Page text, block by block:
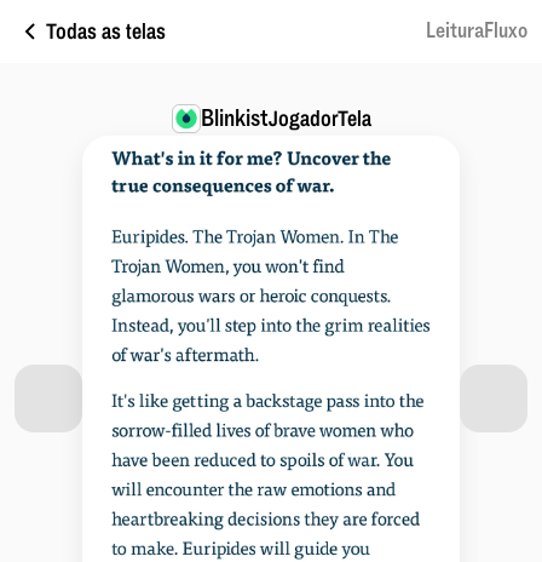
Todas as telas LeituraFluxo
BlinkistJogadorTela